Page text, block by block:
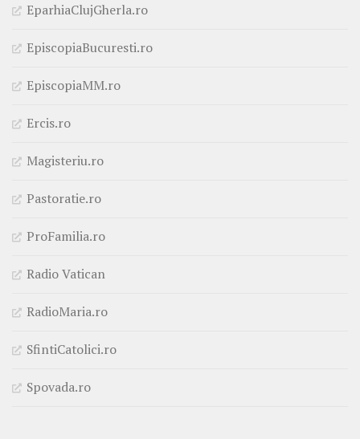
EparhiaClujGherla.ro
EpiscopiaBucuresti.ro
EpiscopiaMM.ro
Ercis.ro
Magisteriu.ro
Pastoratie.ro
ProFamilia.ro
Radio Vatican
RadioMaria.ro
SfintiCatolici.ro
Spovada.ro